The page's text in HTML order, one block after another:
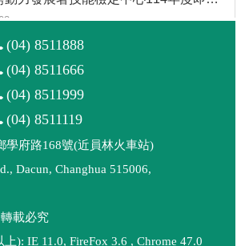
(04) 8511888
(04) 8511666
(04) 8511999
(04) 8511119
學府路168號(近員林火車站)
Dacun, Changhua 515006,
載必究
): IE 11.0, FireFox 3.6 , Chrome 47.0